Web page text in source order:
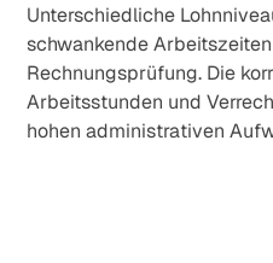
Unterschiedliche
schwankende
Rechnungsprüfung. Die
Arbeitsstunden und
hohen administrativen